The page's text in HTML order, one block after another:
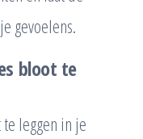
gevoelens.
bloot te
leggen in je